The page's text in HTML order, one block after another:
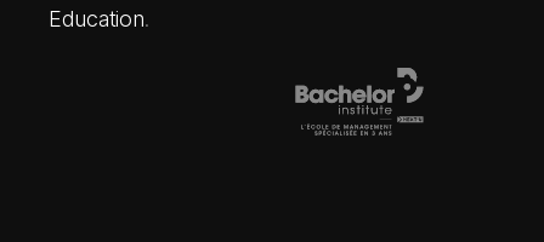
Education.